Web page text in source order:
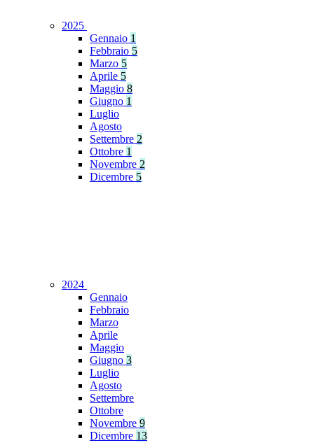
2025
Gennaio 1
Febbraio 5
Marzo 5
Aprile 5
Maggio 8
Giugno 1
Luglio
Agosto
Settembre 2
Ottobre 1
Novembre 2
Dicembre 5
2024
Gennaio
Febbraio
Marzo
Aprile
Maggio
Giugno 3
Luglio
Agosto
Settembre
Ottobre
Novembre 9
Dicembre 13